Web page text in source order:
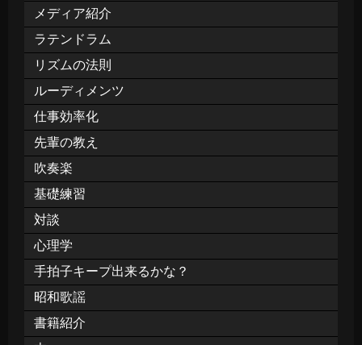
メディア紹介
ラテンドラム
リズムの法則
ルーディメンツ
仕事効率化
先輩の教え
吹奏楽
基礎練習
対談
心理学
手拍子キープ出来るかな？
昭和歌謡
書籍紹介